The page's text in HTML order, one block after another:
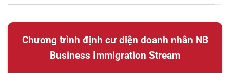
Chương trình định cư diện doanh nhân NB
Business Immigration Stream